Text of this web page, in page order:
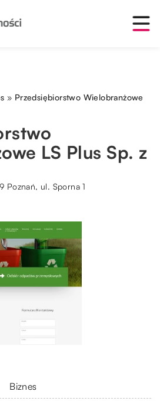
» Przedsiębiorstwo Wielobranżowe
LS Plus Sp. z
Poznań, ul. Sporna 1
Biznes